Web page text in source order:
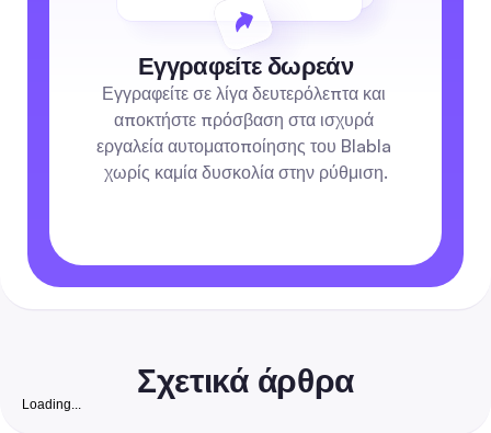
Εγγραφείτε δωρεάν
Εγγραφείτε σε λίγα δευτερόλεπτα και
αποκτήστε πρόσβαση στα ισχυρά
εργαλεία αυτοματοποίησης του Blabla
χωρίς καμία δυσκολία στην ρύθμιση.
Σχετικά άρθρα
Loading...